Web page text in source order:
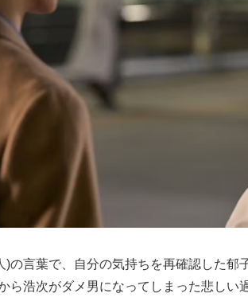
)の言葉で、自分の気持ちを再確認した
ら浩次がダメ男になってしまった悲しい